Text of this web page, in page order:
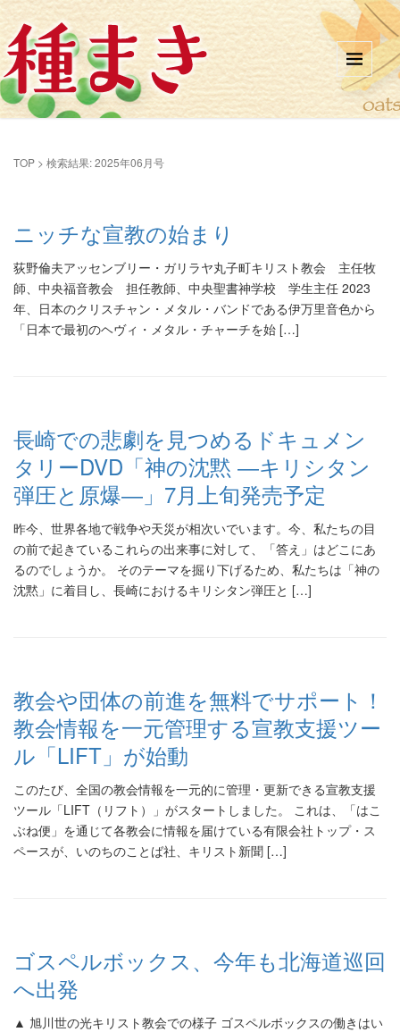
TOP > 検索結果: 2025年06月号
ニッチな宣教の始まり
荻野倫夫アッセンブリー・ガリラヤ丸子町キリスト教会 主任牧
師、中央福音教会 担任教師、中央聖書神学校 学生主任 2023
年、日本のクリスチャン・メタル・バンドである伊万里音色から
「日本で最初のヘヴィ・メタル・チャーチを始 […]
長崎での悲劇を見つめるドキュメン
タリーDVD「神の沈黙 ―キリシタン
弾圧と原爆―」7月上旬発売予定
昨今、世界各地で戦争や天災が相次いでいます。今、私たちの目
の前で起きているこれらの出来事に対して、「答え」はどこにあ
るのでしょうか。 そのテーマを掘り下げるため、私たちは「神の
沈黙」に着目し、長崎におけるキリシタン弾圧と […]
教会や団体の前進を無料でサポート！
教会情報を一元管理する宣教支援ツー
ル「LIFT」が始動
このたび、全国の教会情報を一元的に管理・更新できる宣教支援
ツール「LIFT（リフト）」がスタートしました。 これは、「はこ
ぶね便」を通じて各教会に情報を届けている有限会社トップ・ス
ペースが、いのちのことば社、キリスト新聞 […]
ゴスペルボックス、今年も北海道巡回
へ出発
▲ 旭川世の光キリスト教会での様子 ゴスペルボックスの働きはい